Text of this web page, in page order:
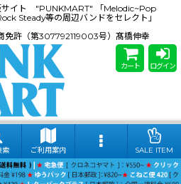
サイト "PUNKMART" 「Melodic~Pop
Steady等の周辺バンドをセレクト」
免許（第307792119003号）髙橋伸幸
カート ログイン
索 ご利用案内 SALE ITEM